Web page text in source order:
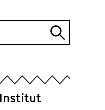
Suche
Institut